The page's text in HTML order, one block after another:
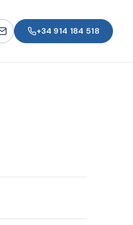
+34 914 184 518